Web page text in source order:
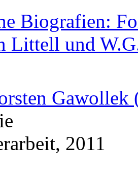
Biografien:
Littell und
2011